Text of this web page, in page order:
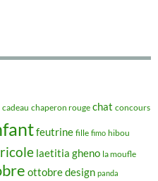
cadeau chaperon rouge chat concours
feutrine fille fimo hibou
laetitia gheno la moufle
ottobre design panda